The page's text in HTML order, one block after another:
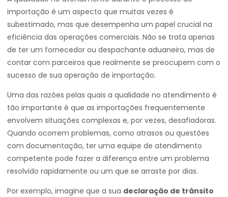
importação é um aspecto que muitas vezes é
subestimado, mas que desempenha um papel crucial na
eficiência das operações comerciais. Não se trata apenas
de ter um fornecedor ou despachante aduaneiro, mas de
contar com parceiros que realmente se preocupem com o
sucesso de sua operação de importação.
Uma das razões pelas quais a qualidade no atendimento é
tão importante é que as importações frequentemente
envolvem situações complexas e, por vezes, desafiadoras.
Quando ocorrem problemas, como atrasos ou questões
com documentação, ter uma equipe de atendimento
competente pode fazer a diferença entre um problema
resolvido rapidamente ou um que se arraste por dias.
Por exemplo, imagine que a sua declaração de trânsito